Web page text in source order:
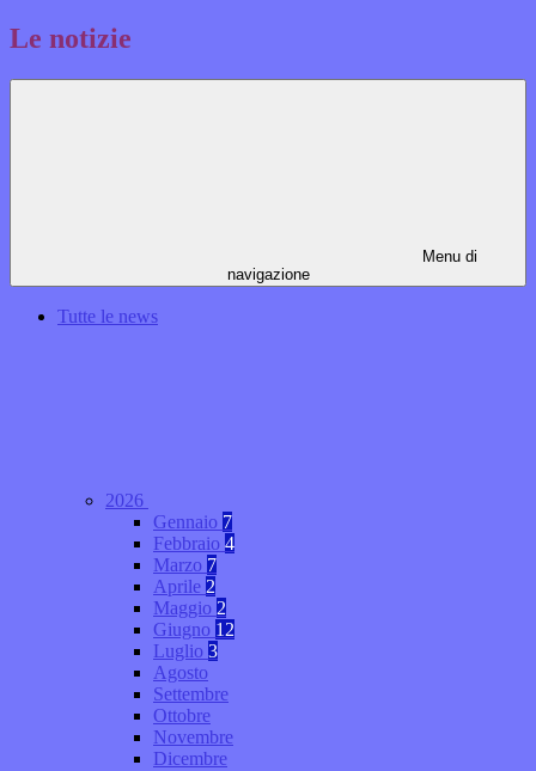
Le notizie
Menu di
navigazione
Tutte le news
2026
Gennaio 7
Febbraio 4
Marzo 7
Aprile 2
Maggio 2
Giugno 12
Luglio 3
Agosto
Settembre
Ottobre
Novembre
Dicembre